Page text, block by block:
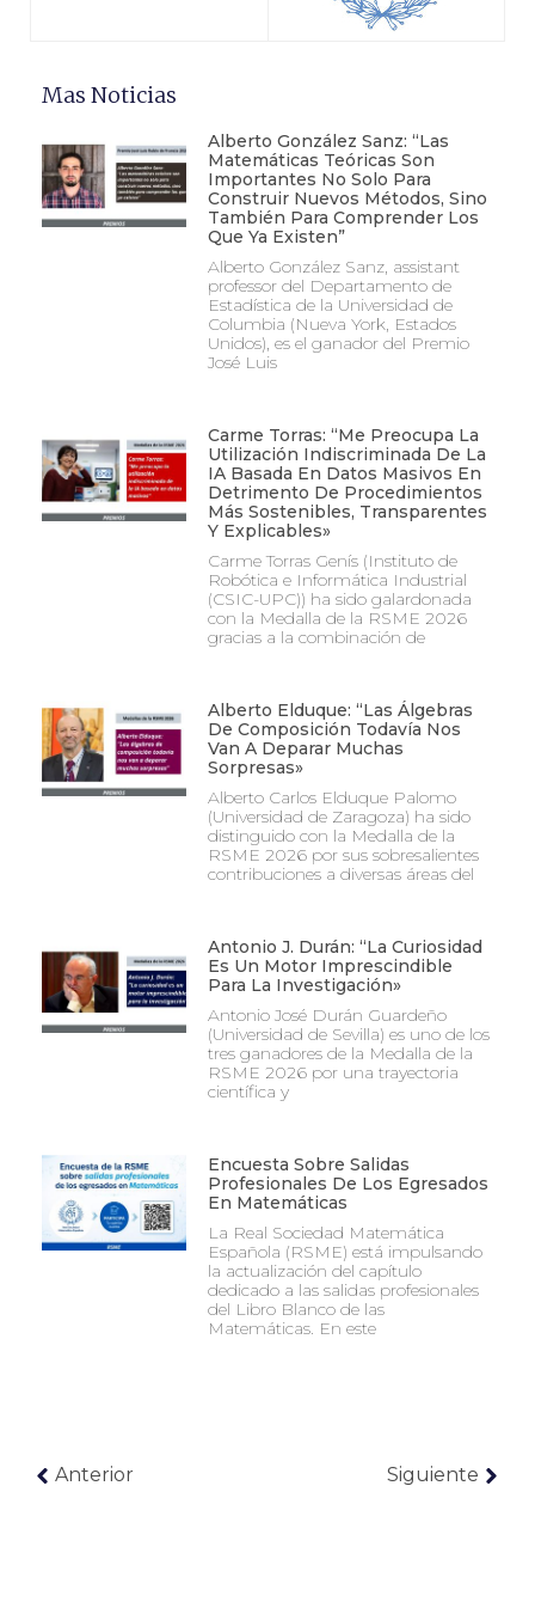
Mas Noticias
Alberto González Sanz: “Las
Matemáticas Teóricas Son
Importantes No Solo Para
Construir Nuevos Métodos, Sino
También Para Comprender Los
Que Ya Existen”
Alberto González Sanz, assistant
professor del Departamento de
Estadística de la Universidad de
Columbia (Nueva York, Estados
Unidos), es el ganador del Premio
José Luis
Carme Torras: “Me Preocupa La
Utilización Indiscriminada De La
IA Basada En Datos Masivos En
Detrimento De Procedimientos
Más Sostenibles, Transparentes
Y Explicables»
Carme Torras Genís (Instituto de
Robótica e Informática Industrial
(CSIC-UPC)) ha sido galardonada
con la Medalla de la RSME 2026
gracias a la combinación de
Alberto Elduque: “Las Álgebras
De Composición Todavía Nos
Van A Deparar Muchas
Sorpresas»
Alberto Carlos Elduque Palomo
(Universidad de Zaragoza) ha sido
distinguido con la Medalla de la
RSME 2026 por sus sobresalientes
contribuciones a diversas áreas del
Antonio J. Durán: “La Curiosidad
Es Un Motor Imprescindible
Para La Investigación»
Antonio José Durán Guardeño
(Universidad de Sevilla) es uno de los
tres ganadores de la Medalla de la
RSME 2026 por una trayectoria
científica y
Encuesta Sobre Salidas
Profesionales De Los Egresados
En Matemáticas
La Real Sociedad Matemática
Española (RSME) está impulsando
la actualización del capítulo
dedicado a las salidas profesionales
del Libro Blanco de las
Matemáticas. En este
Anterior Siguiente